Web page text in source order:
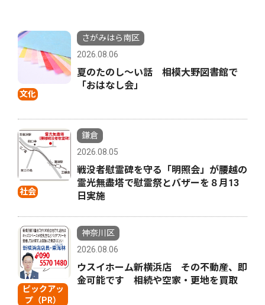
文化
さがみはら南区
2026.08.06
夏のたのし〜い話 相模大野図書館で
「おはなし会」
社会
鎌倉
2026.08.05
戦没者慰霊碑を守る「明照会」が腰越の
霊光無盡塔で慰霊祭とバザーを８月13
日実施
ピックアッ
プ（PR）
神奈川区
2026.08.06
ウスイホーム新横浜店 その不動産、即
金可能です 相続や空家・更地を買取